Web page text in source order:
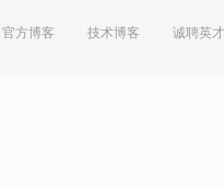
官方博客 技术博客 诚聘英才